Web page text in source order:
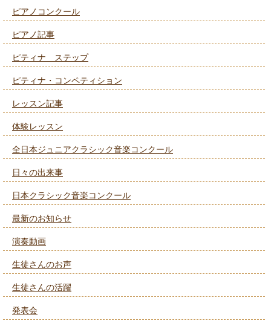
ピアノコンクール
ピアノ記事
ピティナ ステップ
ピティナ・コンペティション
レッスン記事
体験レッスン
全日本ジュニアクラシック音楽コンクール
日々の出来事
日本クラシック音楽コンクール
最新のお知らせ
演奏動画
生徒さんのお声
生徒さんの活躍
発表会